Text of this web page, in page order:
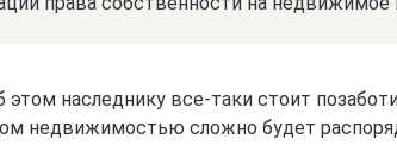
наследнику все-таки стоит
недвижимостью сложно будет